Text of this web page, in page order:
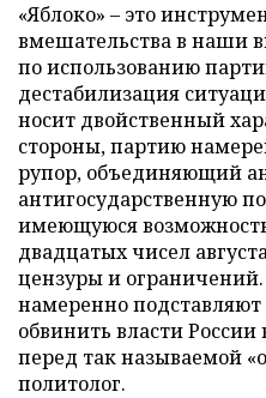
«Яблоко» – это
вмешательства в наши
по использованию
дестабилизация
носит двойственный
стороны, партию
рупор, объединяющий
антигосударственную
имеющуюся
двадцатых чисел
цензуры и ограничений.
намеренно
обвинить власти России
перед так называемой
политолог.